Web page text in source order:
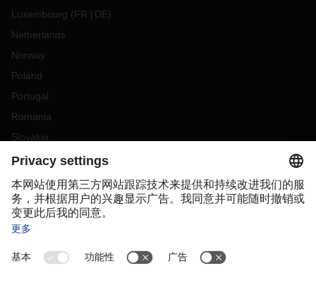
Luxembourg (FR DE)
Netherlands
Norway
Poland
Portugal
Romania
Slovakia
Spain
Sweden
Switzerland(DE FR)
Turkey
OCEANIA